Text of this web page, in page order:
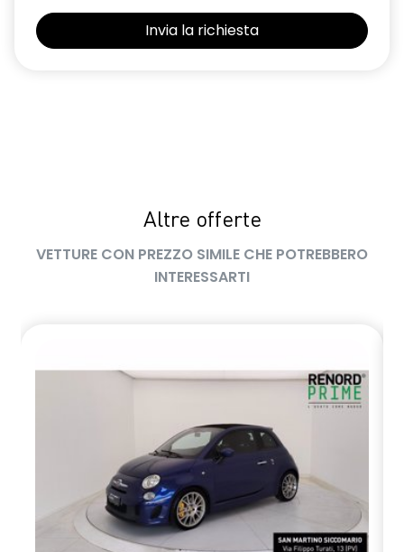
Sedili con sistema isofix
Volante regolabile in altezza e profondità
Altre offerte
VETTURE CON PREZZO SIMILE CHE POTREBBERO
INTERESSARTI